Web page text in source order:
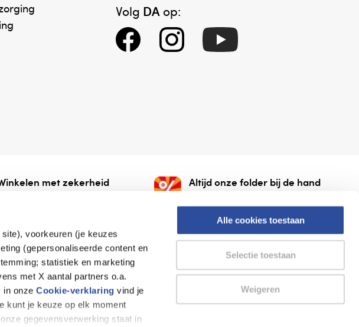
voorkeuren (je keuzes
(gepersonaliseerde content en
statistiek en marketing
met X aantal partners o.a.
in onzeCookie-verklaring vind je
kunt je keuze op elk moment
gegevensverwerking staat in
Alle cookies toestaan
Selectie toestaan
Weigeren
Volg DA op:
met zekerheid Altijd onze folder bij de hand
AlleFolders.
verklaring Thuiswinkel waarborg